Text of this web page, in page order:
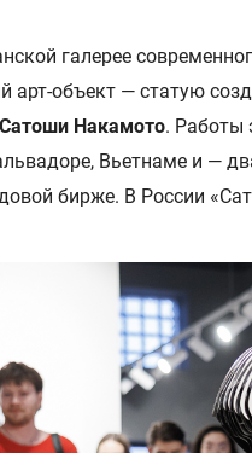
галерее
арт-объект — статую
Сатоши Накамото. Работы
Вьетнаме и —
бирже. В России